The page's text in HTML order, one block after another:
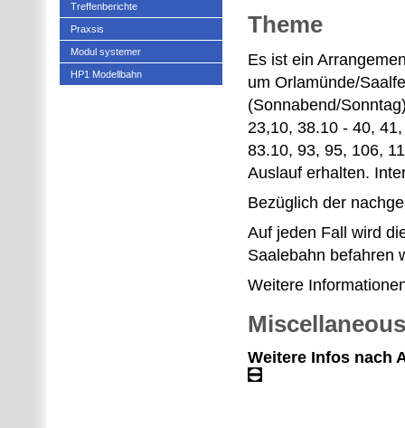
Theme
Es ist ein
um Orlamünde/
(Sonnabend/
23,10, 38.10 - 40,
83.10, 93, 95, 106,
Auslauf erhalten.
Bezüglich der
Auf jeden Fall wird
Saalebahn befahren
Weitere
Miscellaneous
Weitere Infos nach
Treffenberichte
Praxsis
Modul systemer
HP1 Modellbahn